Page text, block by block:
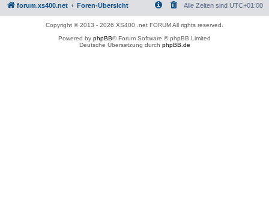
forum.xs400.net Foren-Übersicht Alle Zeiten sind UTC+01:00
Copyright © 2013 - 2026 XS400 .net FORUM All rights reserved.
Powered by phpBB® Forum Software © phpBB Limited
Deutsche Übersetzung durch phpBB.de